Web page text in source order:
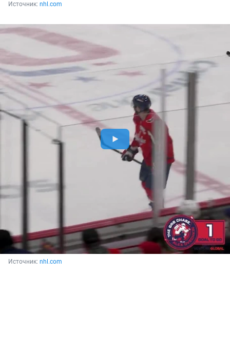
Источник: nhl.com
Источник: nhl.com